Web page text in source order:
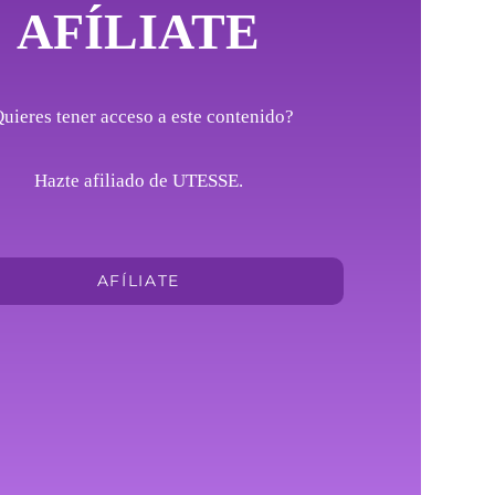
AFÍLIATE
tener acceso a este contenido?
Hazte afiliado de UTESSE.
AFÍLIATE